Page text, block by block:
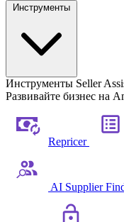
Инструменты Seller
Развивайте бизнес на
Repricer
AI Supplier